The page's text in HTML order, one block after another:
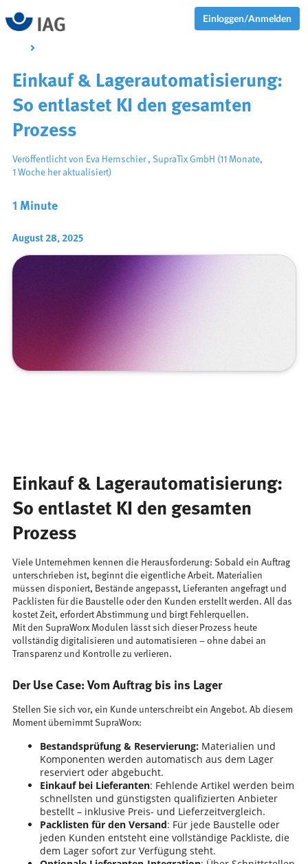
Einloggen/Anmelden
1 Minute
August 28, 2025
Einkauf & Lagerautomatisierung:
So entlastet KI den gesamten
Prozess
Veröffentlicht von Eva Hernschier, SupraTix GmbH (11 Monate,
1 Woche her aktualisiert)
Einkauf & Lagerautomatisierung:
So entlastet KI den gesamten
Prozess
Viele Unternehmen kennen die Herausforderung: Sobald ein Auftrag
unterschrieben ist, beginnt die eigentliche Arbeit. Materialien
müssen disponiert, Bestände angepasst, Lieferanten angefragt und
Packlisten für die Baustelle oder den Kunden erstellt werden. All das
kostet Zeit, erfordert Abstimmung und birgt Fehlerquellen.
Mit den SupraWorx Modulen lässt sich dieser Prozess heute
vollständig digitalisieren und automatisieren – ohne dabei an
Transparenz und Kontrolle zu verlieren.
Der Use Case: Vom Auftrag bis ins Lager
Stellen Sie sich vor, ein Kunde unterschreibt ein Angebot. Ab diesem
Moment übernimmt SupraWorx:
Bestandsprüfung & Reservierung:Materialien und
Komponenten werden automatisch aus dem Lager
reserviert oder abgebucht.
Einkauf bei Lieferanten: Fehlende Artikel werden beim
schnellsten und günstigsten qualifizierten Anbieter
bestellt – inklusive Preis- und Lieferzeitvergleich.
Packlisten für den Versand: Für jede Baustelle oder
jeden Kunden entsteht eine vollständige Packliste, die
dem Lager sofort zur Verfügung steht.